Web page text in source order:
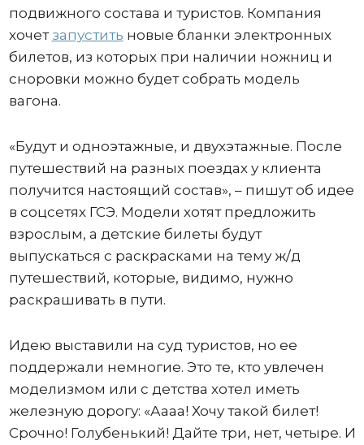
подвижного состава и туристов. Компания
хочет запустить новые бланки электронных
билетов, из которых при наличии ножниц и
сноровки можно будет собрать модель
вагона.
«Будут и одноэтажные, и двухэтажные. После
путешествий на разных поездах у клиента
получится настоящий состав», – пишут об идее
в соцсетях ГСЭ. Модели хотят предложить
взрослым, а детские билеты будут
выпускаться с раскрасками на тему ж/д
путешествий, которые, видимо, нужно
раскрашивать в пути.
Идею выставили на суд туристов, но ее
поддержали немногие. Это те, кто увлечен
моделизмом или с детства хотел иметь
железную дорогу: «Аааа! Хочу такой билет!
Срочно! Голубенький! Дайте три, нет, четыре. И